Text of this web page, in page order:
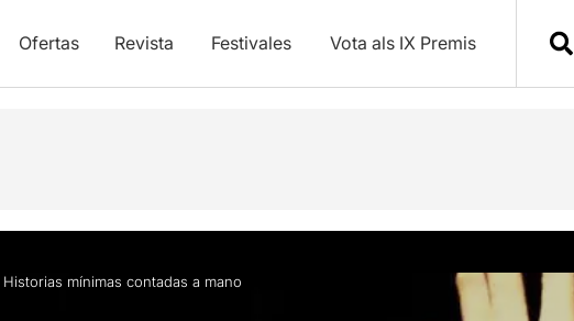
Ofertas Revista Festivales Vota als IX Premis
mínimas contadas a mano